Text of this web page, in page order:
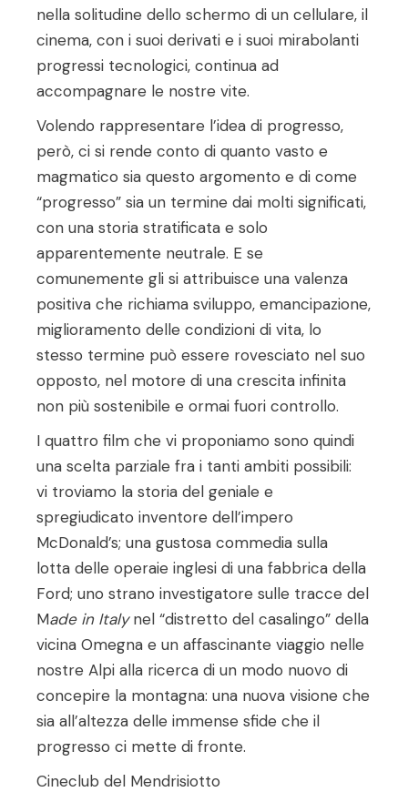
nella solitudine dello schermo di un cellulare, il
cinema, con i suoi derivati e i suoi mirabolanti
progressi tecnologici, continua ad
accompagnare le nostre vite.
Volendo rappresentare l’idea di progresso,
però, ci si rende conto di quanto vasto e
magmatico sia questo argomento e di come
“progresso” sia un termine dai molti significati,
con una storia stratificata e solo
apparentemente neutrale. E se
comunemente gli si attribuisce una valenza
positiva che richiama sviluppo, emancipazione,
miglioramento delle condizioni di vita, lo
stesso termine può essere rovesciato nel suo
opposto, nel motore di una crescita infinita
non più sostenibile e ormai fuori controllo.
I quattro film che vi proponiamo sono quindi
una scelta parziale fra i tanti ambiti possibili:
vi troviamo la storia del geniale e
spregiudicato inventore dell’impero
McDonald’s; una gustosa commedia sulla
lotta delle operaie inglesi di una fabbrica della
Ford; uno strano investigatore sulle tracce del
Made in Italynel “distretto del casalingo” della
vicina Omegna e un affascinante viaggio nelle
nostre Alpi alla ricerca di un modo nuovo di
concepire la montagna: una nuova visione che
sia all’altezza delle immense sfide che il
progresso ci mette di fronte.
Cineclub del Mendrisiotto